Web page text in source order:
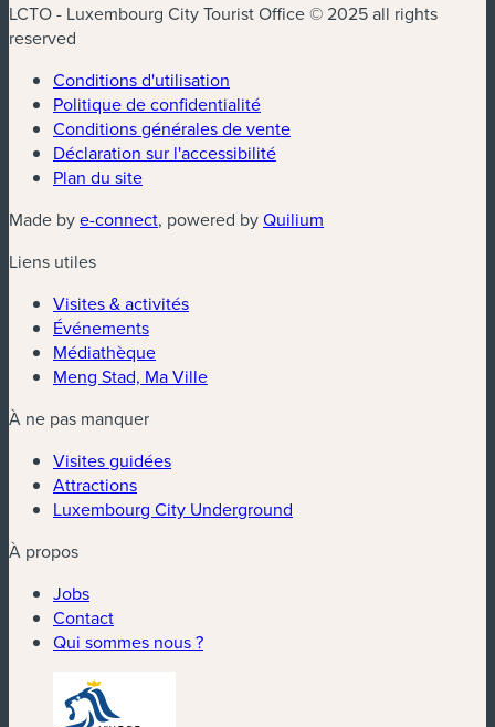
LCTO - Luxembourg City Tourist Office © 2025 all rights
reserved
Conditions d'utilisation
Politique de confidentialité
Conditions générales de vente
Déclaration sur l'accessibilité
Plan du site
Made bye-connect(nouvelle fenêtre)
, powered byQuilium
Liens utiles
Visites & activités
Événements
Médiathèque
Meng Stad, Ma Ville
À ne pas manquer
Visites guidées
Attractions
Luxembourg City Underground
À propos
Jobs
Contact
Qui sommes nous ?